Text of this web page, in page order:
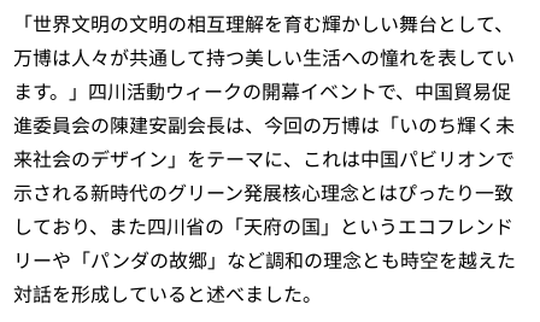
「世界文明の文明の相互理解を育む輝かしい舞台として、
万博は人々が共通して持つ美しい生活への憧れを表してい
ます。」四川活動ウィークの開幕イベントで、中国貿易促
進委員会の陳建安副会長は、今回の万博は「いのち輝く未
来社会のデザイン」をテーマに、これは中国パビリオンで
示される新時代のグリーン発展核心理念とはぴったり一致
しており、また四川省の「天府の国」というエコフレンド
リーや「パンダの故郷」など調和の理念とも時空を越えた
対話を形成していると述べました。